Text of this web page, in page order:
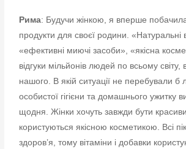
Рима: Будучи жінкою, я вперше побачила
продукти для своєї родини. «Натуральні
«ефективні миючі засоби», «якісна
відгуки мільйонів людей по всьому світу,
нашого. В якій ситуації не перебували б
особистої гігієни та домашнього ужитку
щодня. Жінки хочуть завжди бути
користуються якісною косметикою. Всі
здоров’я, тому вітаміни і добавки